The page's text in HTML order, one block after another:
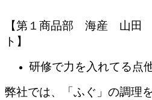
【第１商品部 海産 山
ト】
研修で力を入れてる点
弊社では、「ふぐ」の調理